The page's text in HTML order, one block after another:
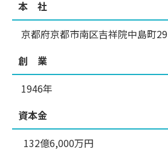
本 社
京都府京都市南区吉祥院中島町29
創 業
1946年
資本金
132億6,000万円